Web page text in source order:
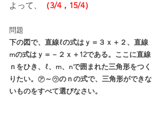
よって、
（3/4，15/4）
問題
下の図で、直線ℓの式はｙ＝３ｘ＋２、直線
mの式はｙ＝－２ｘ＋12である。ここに直線
ｎをひき、ℓ、m、nで囲まれた三角形をつく
りたい。㋐～㋒のｎの式で、三角形ができな
いものをすべて選びなさい。